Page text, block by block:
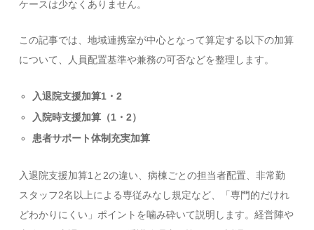
ケースは少なくありません。
この記事では、地域連携室が中心となって算定する以下の加算
について、人員配置基準や兼務の可否などを整理します。
入退院支援加算1・2
入院時支援加算（1・2）
患者サポート体制充実加算
入退院支援加算1と2の違い、病棟ごとの担当者配置、非常勤
スタッフ2名以上による専従みなし規定など、「専門的だけれ
どわかりにくい」ポイントを噛み砕いて説明します。経営陣や